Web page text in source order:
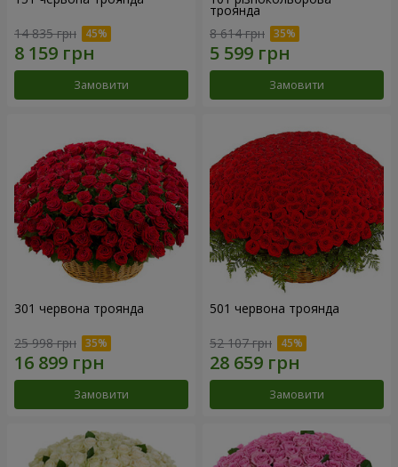
14 835 грн
Замовити
троянда
8 614 грн
Замовити
301 червона троянда
25 998 грн
Замовити
501 червона троянда
52 107 грн
Замовити